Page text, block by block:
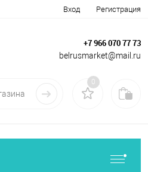
Вход Регистрация
+7 966 070 77 73
belrusmarket@mail.ru
0